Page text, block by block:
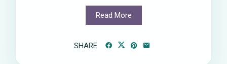
Read More
SHARE